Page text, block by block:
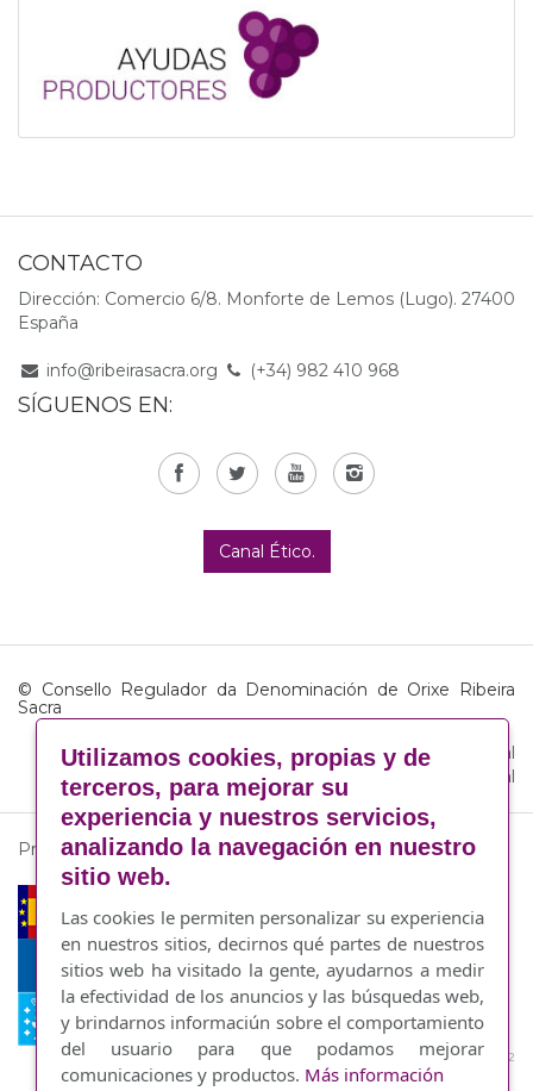
CONTACTO
Dirección: Comercio 6/8. Monforte de Lemos (Lugo). 27400
España
info@ribeirasacra.org (+34) 982 410 968
SÍGUENOS EN:
Canal Ético.
© Consello Regulador da Denominación de Orixe Ribeira
Sacra
Aviso legal·Política de cookies·Responsabilidad Social
Coroporativa
By Abertal
Proyecto financiado por:
Prioridade 3 Medida 3.2
Utilizamos cookies, propias y de
terceros, para mejorar su
experiencia y nuestros servicios,
analizando la navegación en nuestro
sitio web.
Las cookies le permiten personalizar su experiencia
en nuestros sitios, decirnos qué partes de nuestros
sitios web ha visitado la gente, ayudarnos a medir
la efectividad de los anuncios y las búsquedas web,
y brindarnos informaciún sobre el comportamiento
del usuario para que podamos mejorar
comunicaciones y productos. Más información